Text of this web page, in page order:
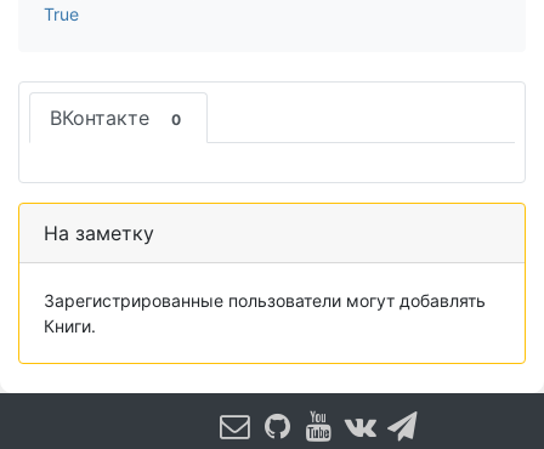
True
ВКонтакте 0
На заметку
Зарегистрированные пользователи могут добавлять
Книги.